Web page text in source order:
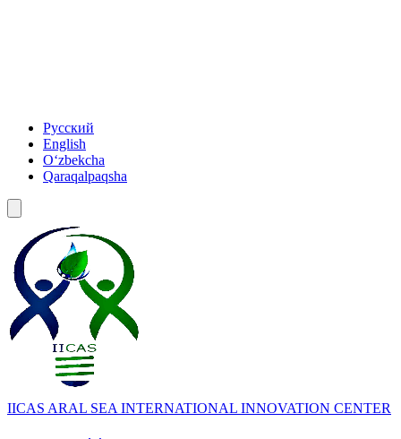
Русский
English
Oʻzbekcha
Qaraqalpaqsha
IICAS ARAL SEA INTERNATIONAL INNOVATION CENTER